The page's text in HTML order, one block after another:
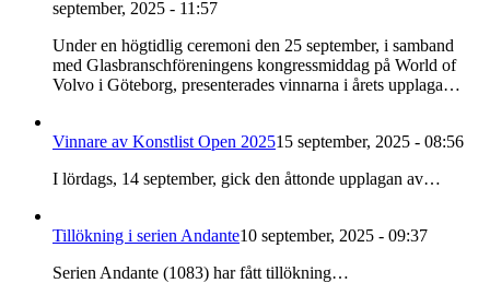
september, 2025 - 11:57
Under en högtidlig ceremoni den 25 september, i samband
med Glasbranschföreningens kongressmiddag på World of
Volvo i Göteborg, presenterades vinnarna i årets upplaga…
Vinnare av Konstlist Open 202515 september, 2025 - 08:56
I lördags, 14 september, gick den åttonde upplagan av…
Tillökning i serien Andante10 september, 2025 - 09:37
Serien Andante (1083) har fått tillökning…